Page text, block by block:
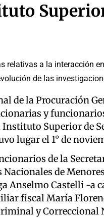
relativas a la interacción
de las
de la Procuración
y
Superior de
lugar el 1° de
de la
de
Anselmo Castelli -a
fiscal María
y Correccional